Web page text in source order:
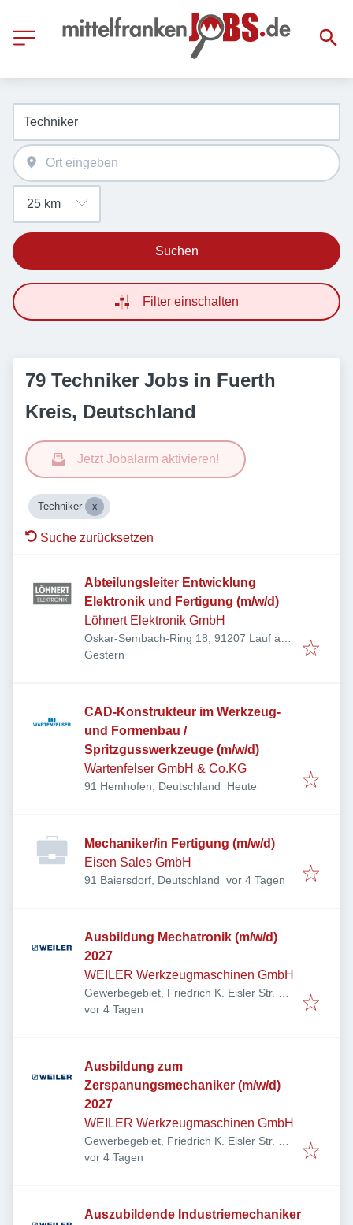
Suchen
Filter einschalten
79 Techniker Jobs in Fuerth
Kreis, Deutschland
Jetzt Jobalarm aktivieren!
Techniker
Suche zurücksetzen
Abteilungsleiter Entwicklung
Elektronik und Fertigung (m/w/d)
Löhnert Elektronik GmbH
Oskar-Sembach-Ring 18, 91207 Lauf an
der Pegnitz, Deutschland
Veröffentlicht
Gestern
CAD-Konstrukteur im Werkzeug-
und Formenbau /
Spritzgusswerkzeuge (m/w/d)
Wartenfelser GmbH & Co.KG
91 Hemhofen, Deutschland Veröffentlicht
Heute
Mechaniker/in Fertigung (m/w/d)
Eisen Sales GmbH
91 Baiersdorf, Deutschland Veröffentlicht
vor 4 Tagen
Ausbildung Mechatronik (m/w/d)
2027
WEILER Werkzeugmaschinen GmbH
Gewerbegebiet, Friedrich K. Eisler Str. 1,
91448 Emskirchen, Deutschland
Veröffentlicht
vor 4 Tagen
Ausbildung zum
Zerspanungsmechaniker (m/w/d)
2027
WEILER Werkzeugmaschinen GmbH
Gewerbegebiet, Friedrich K. Eisler Str. 1,
91448 Emskirchen, Deutschland
Veröffentlicht
vor 4 Tagen
Auszubildende Industriemechaniker